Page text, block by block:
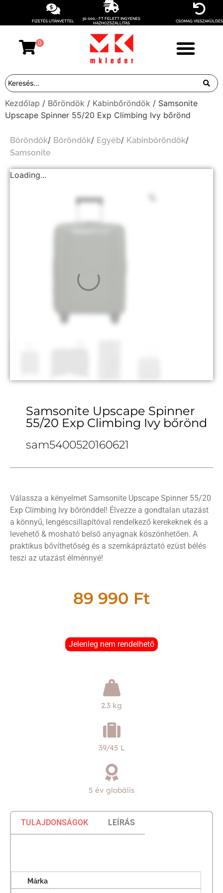
FIZETÉS UTÁNVÉTTEL
30 000,- FT FELETT INGYENES
HÁZHOZSZÁLLÍTÁS
CSOMAG VISSZAKÜLDÉS
0
Kezdőlap / Bőröndök / Kabinbőröndök / Samsonite
Upscape Spinner 55/20 Exp Climbing Ivy bőrönd
Bőröndök/ Bőröndök/ Egyéb/ Kabinbőröndök/
Samsonite
Loading...
Samsonite Upscape Spinner
55/20 Exp Climbing Ivy bőrönd
sam5400520160621
Válassza a kényelmet Samsonite Upscape Spinner 55/20
Exp Climbing Ivy bőrönddel! Élvezze a gondtalan utazást
a könnyű, lengéscsillapítóval rendelkező kerekeknek és a
levehető & mosható belső anyagnak köszönhetően. A
praktikus bővíthetőség és a szemkápráztató ezüst bélés
teszi az utazást élménnyé!
89 990 Ft
Jelenleg nem rendelhető
2.3 kg
39/45 L
5 év globális
TULAJDONSÁGOK LEÍRÁS
Márka